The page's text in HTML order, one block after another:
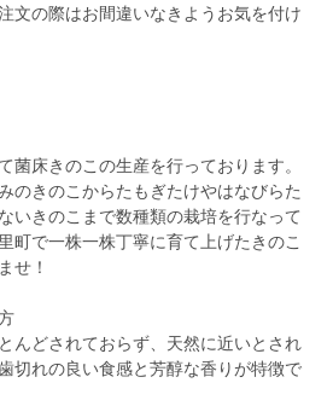
文の際はお間違いなきようお気を付け
菌床きのこの生産を行っております。
のきのこからたもぎたけやはなびらた
いきのこまで数種類の栽培を行なって
町で一株一株丁寧に育て上げたきのこ
せ！
んどされておらず、天然に近いとされ
切れの良い食感と芳醇な香りが特徴で